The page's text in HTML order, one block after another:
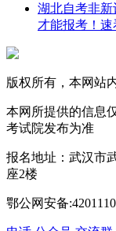
湖北自考非
才能报考！速
版权所有，本网站
本网所提供的信息
考试院发布为准
报名地址：武汉市
座2楼
鄂公网安备